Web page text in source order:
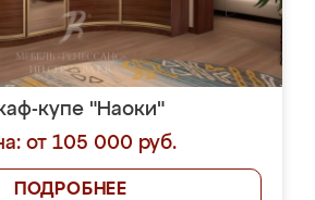
купе "Наоки"
от 105 000 руб.
ПОДРОБНЕЕ